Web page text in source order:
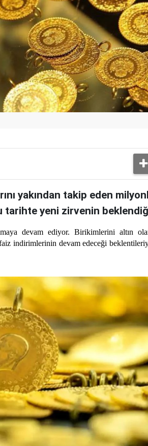
yakından takip eden
tarihte yeni zirvenin
devam ediyor. Birikimlerini altın
indirimlerinin devam edeceği